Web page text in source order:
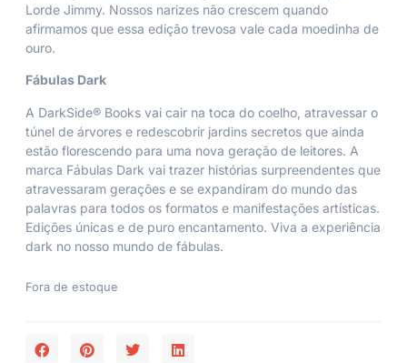
Lorde Jimmy. Nossos narizes não crescem quando
afirmamos que essa edição trevosa vale cada moedinha de
ouro.
Fábulas Dark
A DarkSide® Books vai cair na toca do coelho, atravessar o
túnel de árvores e redescobrir jardins secretos que ainda
estão florescendo para uma nova geração de leitores. A
marca Fábulas Dark vai trazer histórias surpreendentes que
atravessaram gerações e se expandiram do mundo das
palavras para todos os formatos e manifestações artísticas.
Edições únicas e de puro encantamento. Viva a experiência
dark no nosso mundo de fábulas.
Fora de estoque